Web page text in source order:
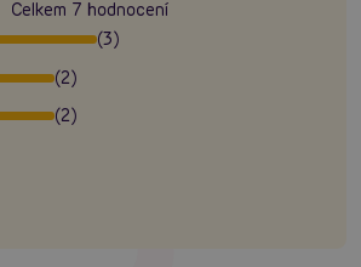
Celkem 7 hodnocení
(3)
(2)
(2)